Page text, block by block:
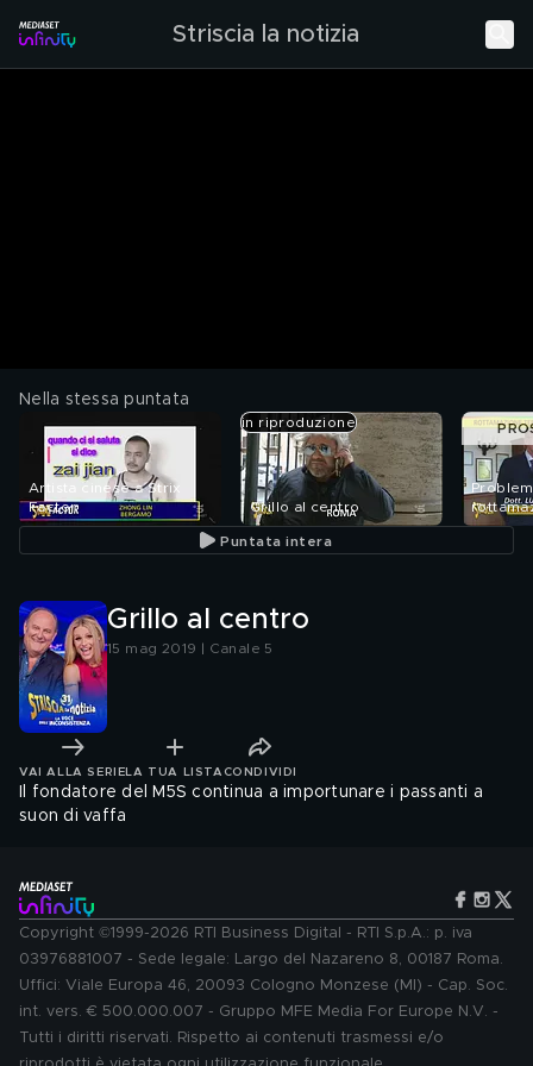
Striscia la notizia
Nella stessa puntata
Artista cinese a Strix
Factor
in riproduzione
Grillo al centro
Puntata intera
Grillo al centro
15 mag 2019 | Canale 5
VAI ALLA SERIE LA TUA LISTA CONDIVIDI
Il fondatore del M5S continua a importunare i passanti a
suon di vaffa
Copyright ©1999-2026 RTI Business Digital - RTI S.p.A.: p. iva
03976881007 - Sede legale: Largo del Nazareno 8, 00187 Roma.
Uffici: Viale Europa 46, 20093 Cologno Monzese (MI) - Cap. Soc.
int. vers. € 500.000.007 - Gruppo MFE Media For Europe N.V. -
Tutti i diritti riservati. Rispetto ai contenuti trasmessi e/o